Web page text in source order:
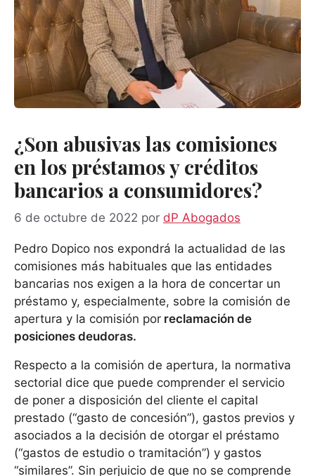
¿Son abusivas las comisiones
en los préstamos y créditos
bancarios a consumidores?
6 de octubre de 2022 por dP Abogados
Pedro Dopico nos expondrá la actualidad de las
comisiones más habituales que las entidades
bancarias nos exigen a la hora de concertar un
préstamo y, especialmente, sobre la comisión de
apertura y la comisión por reclamación de
posiciones deudoras.
Respecto a la comisión de apertura, la normativa
sectorial dice que puede comprender el servicio
de poner a disposición del cliente el capital
prestado (“gasto de concesión”), gastos previos y
asociados a la decisión de otorgar el préstamo
(“gastos de estudio o tramitación”) y gastos
“similares”. Sin perjuicio de que no se comprende